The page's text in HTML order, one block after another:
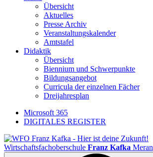
Übersicht
Aktuelles
Presse Archiv
Veranstaltungskalender
Amtstafel
Didaktik
Übersicht
Biennium und Schwerpunkte
Bildungsangebot
Curricula der einzelnen Fächer
Dreijahresplan
Microsoft 365
DIGITALES REGISTER
Wirtschaftsfachoberschule Franz Kafka Meran